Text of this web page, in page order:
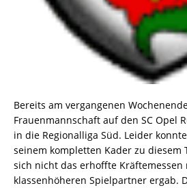
Bereits am vergangenen
Frauenmannschaft auf den SC Opel
in die Regionalliga Süd. Leider
seinem kompletten Kader zu diesem
sich nicht das erhoffte Kräftemessen
klassenhöheren Spielpartner ergab.